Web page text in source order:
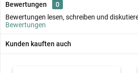
Bewertungen
0
Bewertungen lesen, schreiben und
Bewertungen
Kunden kauften auch